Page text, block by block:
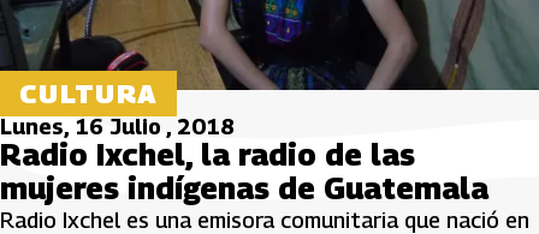
CULTURA
Lunes, 16 Julio , 2018
Radio Ixchel, la radio de las
mujeres indígenas de Guatemala
Radio Ixchel es una emisora comunitaria que nació en